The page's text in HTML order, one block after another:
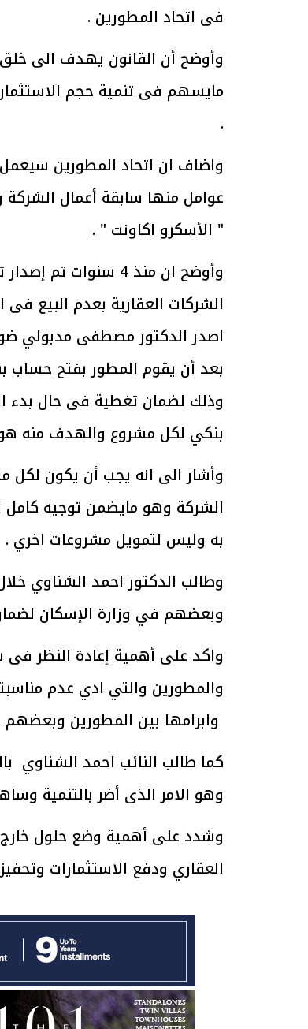
فى اتحاد المطورين .
وأوضح أن القانون يهدف الى
مايسهم فى تنمية حجم
.
واضاف ان اتحاد المطورين
عوامل منها سابقة أعمال الشركة
" الأسكرو اكاونت " .
وأوضح ان منذ 4
اصدر الدكتور مصطفى مدبولي
بعد أن يقوم المطور بفتح حساب
وذلك لضمان تغطية فى حال بدء
بنكي لكل مشروع والهدف منه هو
وأشار الى انه يجب أن يكون
الشركة وهو مايضمن توجيه كامل
به وليس لتمويل مشروعات اخري .
وطالب الدكتور احمد الشناوي
وبعضهم في وزارة الإسكان
واكد على أهمية إعادة النظر
والمطورين والتي ادي عدم
وابرامها بين المطورين وبعضهم
كما طالب النائب احمد الشناوي
وهو الامر الذى أضر بالتنمية
وشدد على أهمية وضع حلول خارج
العقاري ودفع الاستثمارات
الرئيس السيسي: تداعيات خطيرة على
الاقتصاد العالمي وأسعار الوقود حال
استمرار الأزمة في الشرق الأوسط
30 مارس 2026 05:06 م
الرئيس السيسي: تداعيات خطيرة على
الاقتصاد العالمي وأسعار الوقود حال
استمرار الأزمة في الشرق الأوسط
الرئيس السيسي: تداعيات خطيرة على
استمرار الأزمة في الشرق الأوسط
30 مارس 2026 05:06 م
رئيس